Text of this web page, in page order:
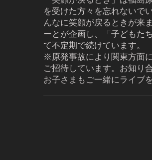
を受けた方々を忘れないで
んなに笑顔が戻るときが来
ーとが企画し、「子どもた
て不定期で続けています。
※原発事故により関東方面
ご招待しています。お知り
お子さまもご一緒にライブ